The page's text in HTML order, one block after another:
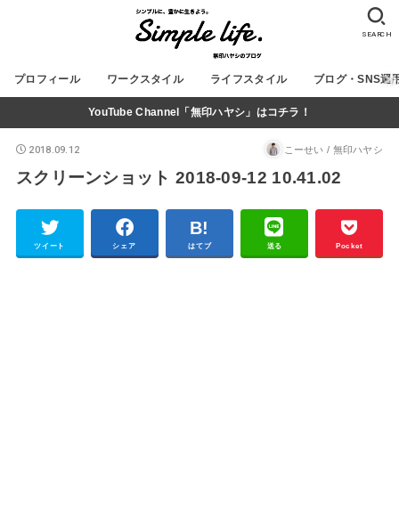
プロフィール ワークスタイル ライフスタイル ブログ・SNS運
SEARCH
YouTube Channel「無印ハヤシ」はコチラ！
2018.09.12 こーせい / 無印ハヤシ
スクリーンショット 2018-09-12 10.41.02
ツイート シェア はてブ 送る Pocket